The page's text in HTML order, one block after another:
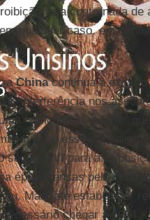
seja contornada de
qualquer caso, em
aChinacontinua a exigir o
interferência nos
"diplomacia da arte"
usou esse
século XVI para a
época tensas pelo
Mas, até estabelecer
chegar a 1984.